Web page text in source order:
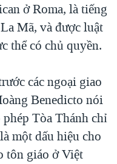
ở Roma, là tiếng
Mã, và được luật
thể có chủ quyền.
các ngoại giao
Benedicto nói
Tòa Thánh chỉ
một dấu hiệu cho
tôn giáo ở Việt